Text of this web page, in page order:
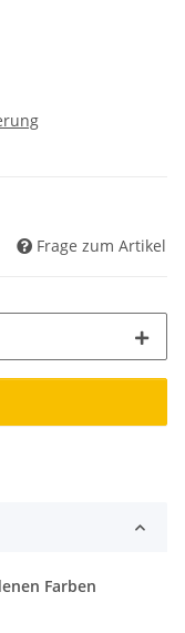
Frage zum Artikel
Farben